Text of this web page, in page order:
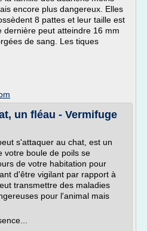
encore plus dangereux. Elles
8 pattes et leur taille est
dernière peut atteindre 16 mm
de sang. Les tiques
un fléau - Vermifuge
s'attaquer au chat, est un
votre boule de poils se
de votre habitation pour
d'être vigilant par rapport à
transmettre des maladies
pour l'animal mais